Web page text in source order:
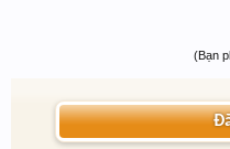
(Bạn